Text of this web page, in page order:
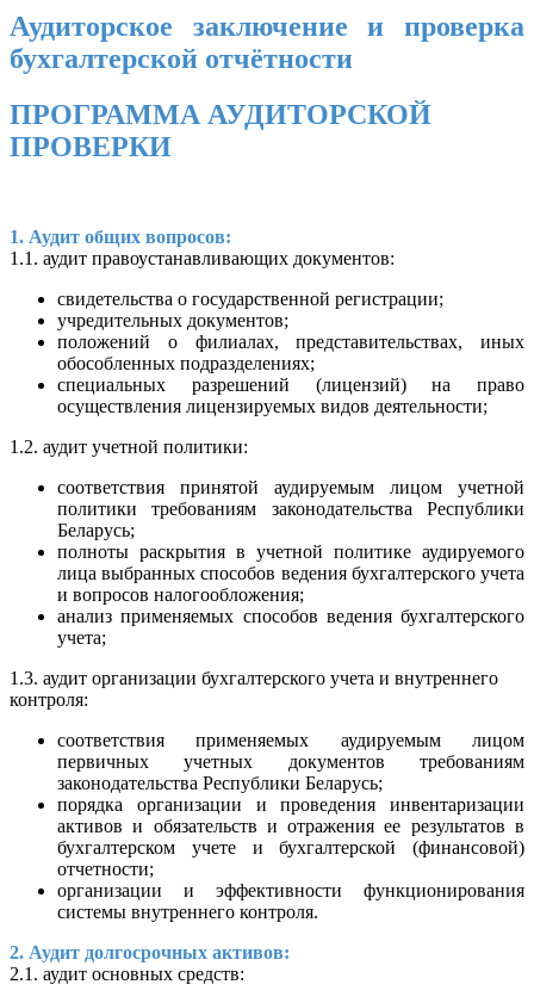
Аудиторское заключение и проверка
бухгалтерской отчётности
ПРОГРАММА АУДИТОРСКОЙ
ПРОВЕРКИ
1. Аудит общих вопросов:
1.1. аудит правоустанавливающих документов:
свидетельства о государственной регистрации;
учредительных документов;
положений о филиалах, представительствах, иных
обособленных подразделениях;
специальных разрешений (лицензий) на право
осуществления лицензируемых видов деятельности;
1.2. аудит учетной политики:
соответствия принятой аудируемым лицом учетной
политики требованиям законодательства Республики
Беларусь;
полноты раскрытия в учетной политике аудируемого
лица выбранных способов ведения бухгалтерского учета
и вопросов налогообложения;
анализ применяемых способов ведения бухгалтерского
учета;
1.3. аудит организации бухгалтерского учета и внутреннего
контроля:
соответствия применяемых аудируемым лицом
первичных учетных документов требованиям
законодательства Республики Беларусь;
порядка организации и проведения инвентаризации
активов и обязательств и отражения ее результатов в
бухгалтерском учете и бухгалтерской (финансовой)
отчетности;
организации и эффективности функционирования
системы внутреннего контроля.
2. Аудит долгосрочных активов:
2.1. аудит основных средств: